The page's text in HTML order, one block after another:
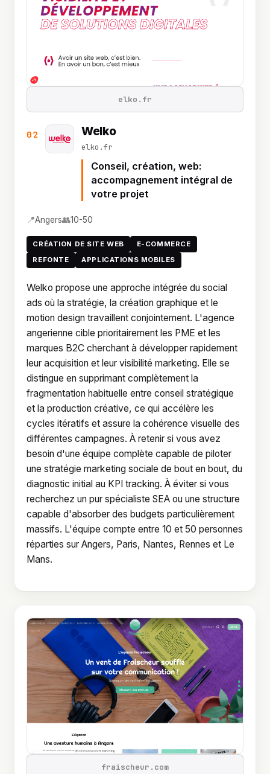
02 Welko
elko.fr
Conseil, création, web:
accompagnement intégral de
votre projet
📍Angers👥10-50
CRÉATION DE SITE WEB
E-COMMERCE
REFONTE
APPLICATIONS MOBILES
Welko propose une approche intégrée du social
ads où la stratégie, la création graphique et le
motion design travaillent conjointement. L'agence
angerienne cible prioritairement les PME et les
marques B2C cherchant à développer rapidement
leur acquisition et leur visibilité marketing. Elle se
distingue en supprimant complètement la
fragmentation habituelle entre conseil stratégique
et la production créative, ce qui accélère les
cycles itératifs et assure la cohérence visuelle des
différentes campagnes. À retenir si vous avez
besoin d'une équipe complète capable de piloter
une stratégie marketing sociale de bout en bout, du
diagnostic initial au KPI tracking. À éviter si vous
recherchez un pur spécialiste SEA ou une structure
capable d'absorber des budgets particulièrement
massifs. L'équipe compte entre 10 et 50 personnes
réparties sur Angers, Paris, Nantes, Rennes et Le
Mans.
elko.fr
fraischeur.com